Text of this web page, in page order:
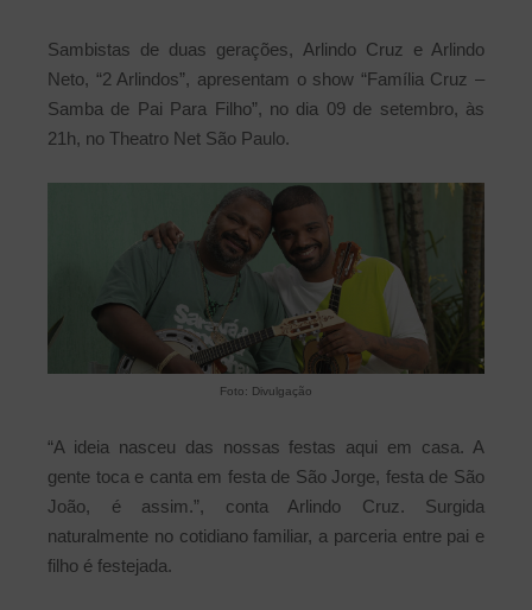
Sambistas de duas gerações, Arlindo Cruz e Arlindo
Neto, “2 Arlindos”, apresentam o show “Família Cruz –
Samba de Pai Para Filho”, no dia 09 de setembro, às
21h, no Theatro Net São Paulo.
Foto: Divulgação
“A ideia nasceu das nossas festas aqui em casa. A
gente toca e canta em festa de São Jorge, festa de São
João, é assim.”, conta Arlindo Cruz. Surgida
naturalmente no cotidiano familiar, a parceria entre pai e
filho é festejada.